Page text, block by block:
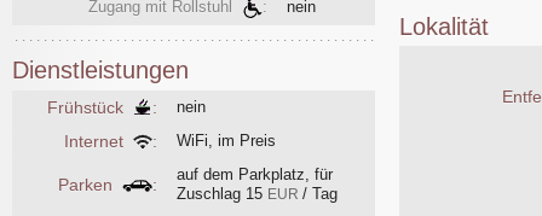
Lokalität
Zugang mit Rollstuhl
: nein
Dienstleistungen
Frühstück : nein
Internet : WiFi, im Preis
Parken :
auf dem Parkplatz, für
Zuschlag 15 EUR / Tag